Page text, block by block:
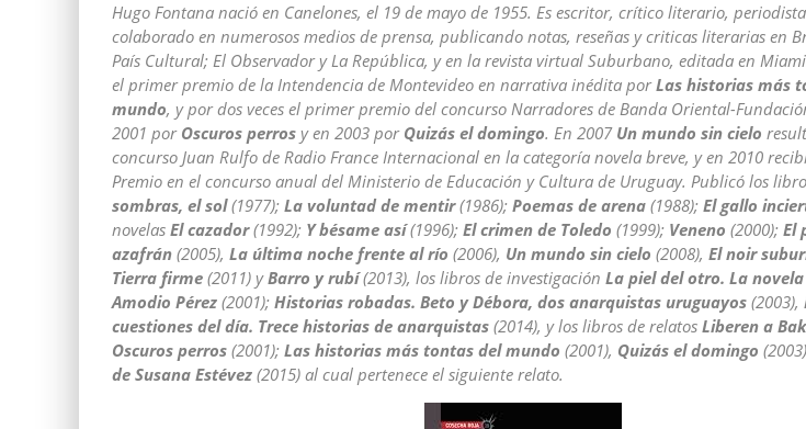
Hugo Fontana nació en Canelones, el 19 de mayo de 1955. Es escritor, crítico literario,
colaborado en numerosos medios de prensa, publicando notas, reseñas y criticas literarias en
País Cultural; El Observador y La República, y en la revista virtual Suburbano, editada en
el primer premio de la Intendencia de Montevideo en narrativa inédita porLas historias más
mundo, y por dos veces el primer premio del concurso Narradores de Banda Oriental-
2001 por Oscuros perros y en 2003 por Quizás el domingo. En 2007 Un mundo sin cielo
concurso Juan Rulfo de Radio France Internacional en la categoría novela breve, y en 2010
Premio en el concurso anual del Ministerio de Educación y Cultura de Uruguay. Publicó los
sombras, el sol(1977); La voluntad de mentir(1986); Poemas de arena (1988); El gallo
novelas El cazador(1992); Y bésame así(1996); El crimen de Toledo (1999); Veneno (2000); El
azafrán (2005), La última noche frente al río (2006), Un mundo sin cielo (2008), El noir
Tierra firme (2011) yBarro y rubí(2013), los libros de investigación La piel del otro. La
Amodio Pérez (2001); Historias robadas. Beto y Débora, dos anarquistas uruguayos (2003),
cuestiones del día. Trece historias de anarquistas (2014), y los libros de relatos Liberen a
Oscuros perros (2001); Las historias más tontas del mundo (2001), Quizás el domingo
de Susana Estévez (2015) al cual pertenece el siguiente relato.